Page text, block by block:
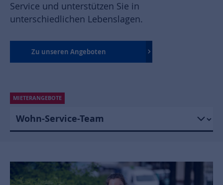
Service und unterstützen Sie in
unterschiedlichen Lebenslagen.
Zu unseren Angeboten
MIETERANGEBOTE